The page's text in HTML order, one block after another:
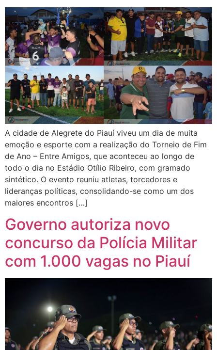
A cidade de Alegrete do Piauí viveu um dia de muita
emoção e esporte com a realização do Torneio de Fim
de Ano – Entre Amigos, que aconteceu ao longo de
todo o dia no Estádio Otílio Ribeiro, com gramado
sintético. O evento reuniu atletas, torcedores e
lideranças políticas, consolidando-se como um dos
maiores encontros […]
Governo autoriza novo
concurso da Polícia Militar
com 1.000 vagas no Piauí